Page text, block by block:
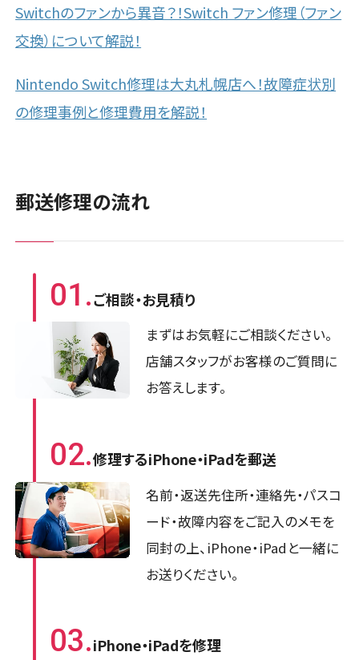
Switchのファンから異音？！Switch ファン修理（ファン
交換）について解説！
Nintendo Switch修理は大丸札幌店へ！故障症状別
の修理事例と修理費用を解説！
郵送修理の流れ
01.ご相談・お見積り
まずはお気軽にご相談ください。
店舗スタッフがお客様のご質問に
お答えします。
02.修理するiPhone・iPadを郵送
名前・返送先住所・連絡先・パスコ
ード・故障内容をご記入のメモを
同封の上、iPhone・iPadと一緒に
お送りください。
03.iPhone・iPadを修理